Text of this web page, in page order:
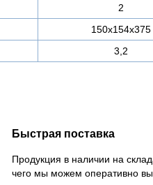
2
150x154x375
3,2
Быстрая поставка
Продукция в наличии на
чего мы можем оперативно